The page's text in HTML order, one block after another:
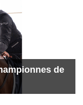
de